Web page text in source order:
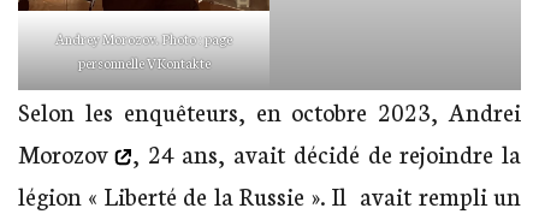
Andrey Morozov. Photo : page
personnelle VKontakte
Selon les enquêteurs, en octobre 2023, Andrei
Morozov
, 24 ans, avait décidé de rejoindre la
légion « Liberté de la Russie ». Il avait rempli un